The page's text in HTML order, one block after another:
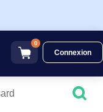
0
Connexion